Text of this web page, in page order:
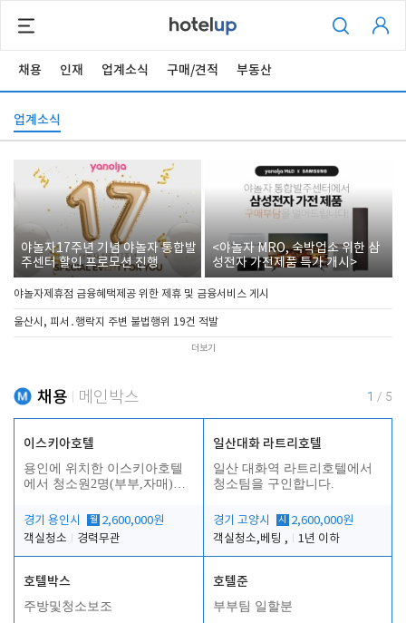
채용 인재 업계소식 구매/견적 부동산
업계소식
야놀자17주년 기념 야놀자 통합발
주센터 할인 프로모션 진행
<야놀자 MRO, 숙박업소 위한 삼
성전자 가전제품 특가 개시>
야놀자제휴점 금융혜택제공 위한 제휴 및 금융서비스 게시
울산시, 피서․행락지 주변 불법행위 19건 적발
더보기
채용 메인박스 1 / 5
이스키아호텔
용인에 위치한 이스키아호텔
에서 청소원2명(부부,자매)을
경기 용인시
월 2,600,000원
객실청소
경력무관
일산대화 라트리호텔
일산 대화역 라트리호텔에서
청소팀을 구인합니다.
경기 고양시 시
2,600,000원
객실청소,베팅 ,
1년 이하
호텔박스
주방및청소보조
호텔준
부부팀 일할분